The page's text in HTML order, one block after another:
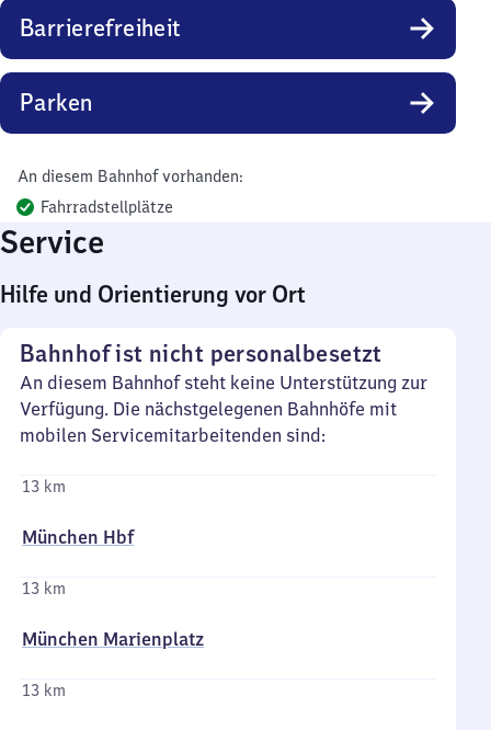
Barrierefreiheit
Parken
An diesem Bahnhof vorhanden:
Fahrradstellplätze
Service
Hilfe und Orientierung vor Ort
Bahnhof ist nicht personalbesetzt
An diesem Bahnhof steht keine Unterstützung zur
Verfügung. Die nächstgelegenen Bahnhöfe mit
mobilen Servicemitarbeitenden sind:
13 km
München Hbf
13 km
München Marienplatz
13 km